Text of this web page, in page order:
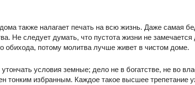
также налагает печать на всю жизнь. Даже самая
Не следует думать, что пустота жизни не
обихода, потому молитва лучше живет в чистом доме.
условия земные; дело не в богатстве, не во
тонким избранным. Каждое такое высшее трепетание